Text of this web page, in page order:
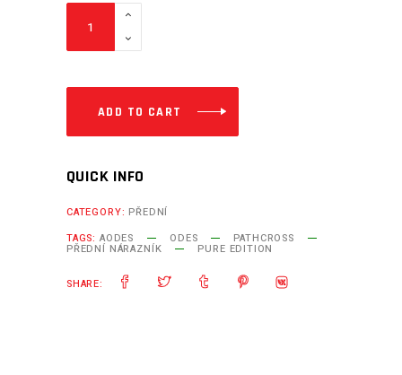
Odes
Edition
ADD TO CART
QUICK INFO
CATEGORY: PŘEDNÍ
TAGS: AODES ODES PATHCROSS
PŘEDNÍ NÁRAZNÍK PURE EDITION
SHARE: